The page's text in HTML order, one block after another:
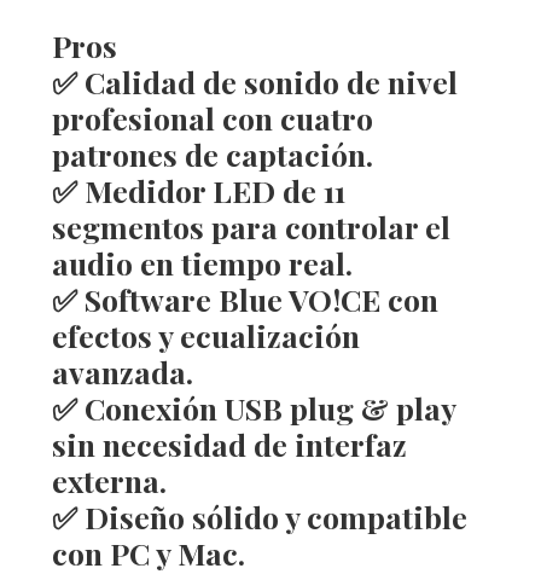
Pros
✅ Calidad de sonido de nivel
profesional con cuatro
patrones de captación.
✅ Medidor LED de 11
segmentos para controlar el
audio en tiempo real.
✅ Software Blue VO!CE con
efectos y ecualización
avanzada.
✅ Conexión USB plug & play
sin necesidad de interfaz
externa.
✅ Diseño sólido y compatible
con PC y Mac.